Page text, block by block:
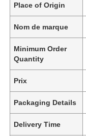
Place of Origin
Nom de marque
Minimum Order
Quantity
Prix
Packaging Details
Delivery Time